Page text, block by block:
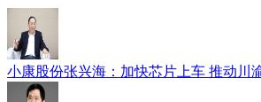
小康股份张兴海：加快芯片上车 推动川